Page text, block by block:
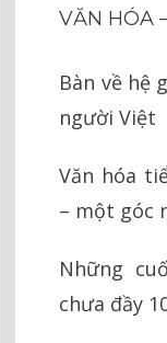
VĂN HÓA
Bàn về hệ
người Việt
Văn hóa
– một góc
Những
chưa đầy